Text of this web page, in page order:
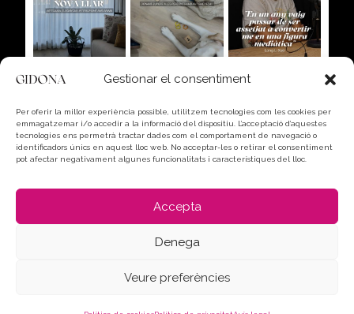
Gestionar el consentiment
Per oferir la millor experiència possible, utilitzem tecnologies com les cookies per
emmagatzemar i/o accedir a la informació del dispositiu. L’acceptació d’aquestes
tecnologies ens permetrà tractar dades com el comportament de navegació o
identificadors únics en aquest lloc web. No acceptar-les o retirar el consentiment
pot afectar negativament algunes funcionalitats i característiques del lloc.
Accepta
Denega
Veure preferències
Seguir a Instagram
Copyright © 2026 GIDONA